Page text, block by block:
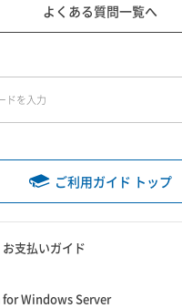
ご利用ガイド トップ
支払いガイド
for Windows Server
よくある質問一覧へ